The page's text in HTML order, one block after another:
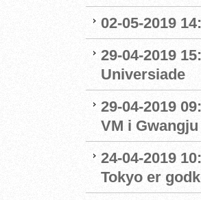
02-05-2019
29-04-2019
Universiade
29-04-2019
VM i Gwangju
24-04-2019
Tokyo er